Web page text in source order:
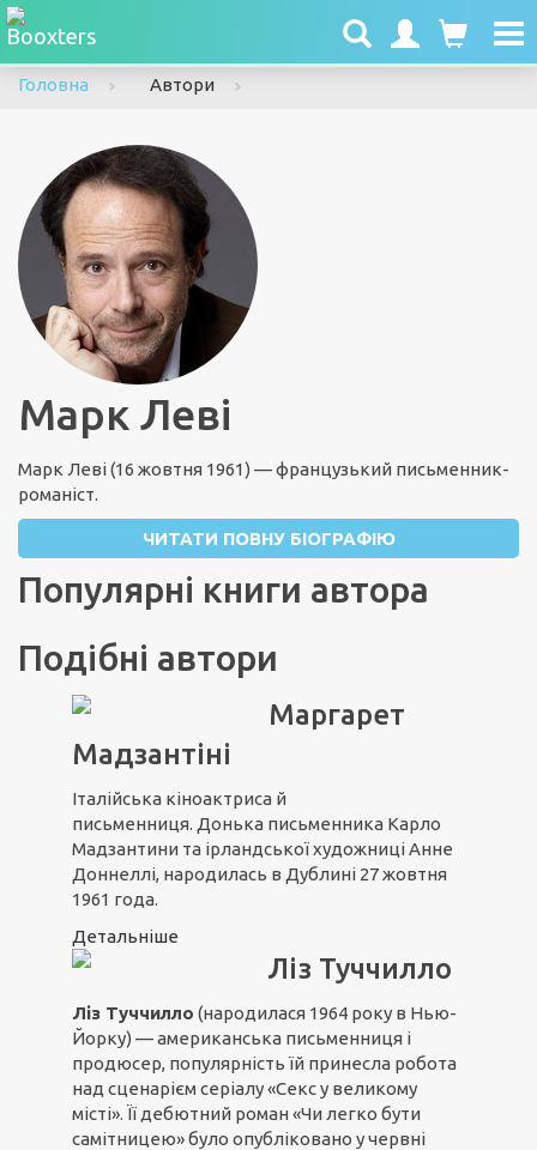
Головна
Автори
Марк Леві
Марк Леві (16 жовтня 1961) — французький письменник-
романіст.
ЧИТАТИ ПОВНУ БІОГРАФІЮ
Популярні книги автора
Подібні автори
Маргарет
Мадзантіні
Італійська кіноактриса й
письменниця. Донька письменника Карло
Мадзантини та ірландської художниці Анне
Доннеллі, народилась в Дублині 27 жовтня
1961 года.
Детальніше
Ліз Туччилло
Ліз Туччилло (народилася 1964 року в Нью-
Йорку) — американська письменниця і
продюсер, популярність їй принесла робота
над сценарієм серіалу «Секс у великому
місті». Її дебютний роман «Чи легко бути
самітницею» було опубліковано у червні